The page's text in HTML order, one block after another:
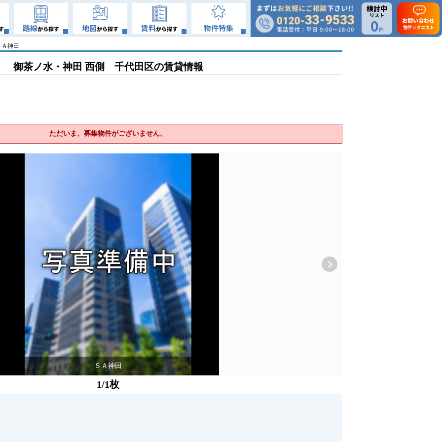
路線から探す 地図から探す 賃料から探す 物件特集
検討中
リスト
0件
お問い合わせ
物件リクエスト
Ａ神田
御茶ノ水・神田 西側 千代田区の賃貸情報
ただいま、募集物件がございません。
ＳＡ神田
1/1枚